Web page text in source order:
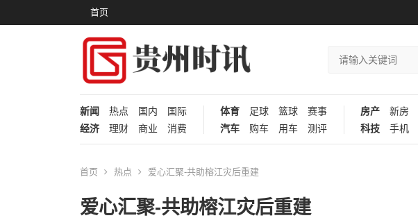
首页
新闻 热点 国内
国际
经济
理财 商业 消费
体育 足球 篮球
赛事
汽车
购车 用车 测评
房产 新房
科技
手机
首页 热点 爱心汇聚-共助榕江灾后重建
爱心汇聚-共助榕江灾后重建